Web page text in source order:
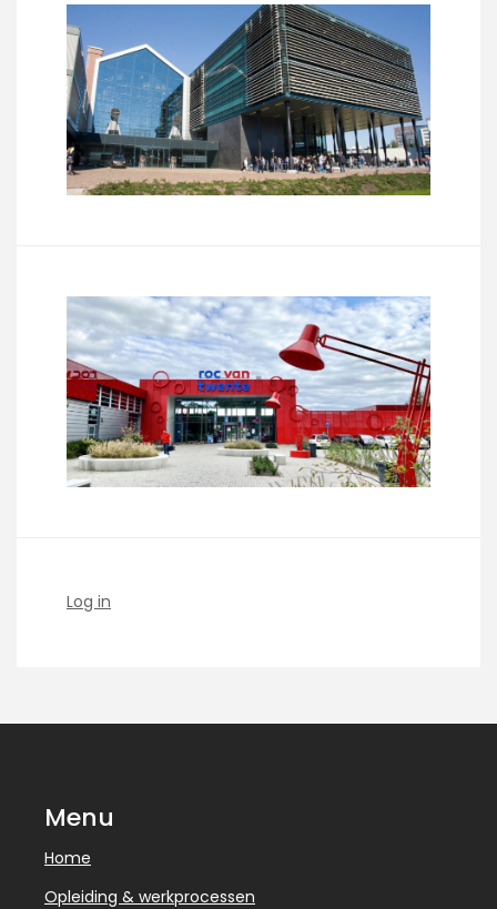
Log in
Menu
Home
Opleiding & werkprocessen